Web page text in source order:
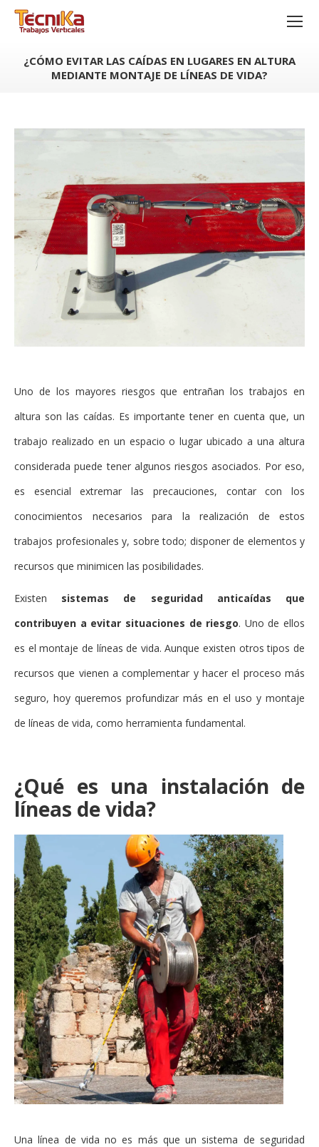
¿CÓMO EVITAR LAS CAÍDAS EN LUGARES EN ALTURA
MEDIANTE MONTAJE DE LÍNEAS DE VIDA?
Uno de los mayores riesgos que entrañan los trabajos en
altura son las caídas. Es importante tener en cuenta que, un
trabajo realizado en un espacio o lugar ubicado a una altura
considerada puede tener algunos riesgos asociados. Por eso,
es esencial extremar las precauciones, contar con los
conocimientos necesarios para la realización de estos
trabajos profesionales y, sobre todo; disponer de elementos y
recursos que minimicen las posibilidades.
Existen sistemas de seguridad anticaídas que
contribuyen a evitar situaciones de riesgo. Uno de ellos
es el montaje de líneas de vida. Aunque existen otros tipos de
recursos que vienen a complementar y hacer el proceso más
seguro, hoy queremos profundizar más en el uso y montaje
de líneas de vida, como herramienta fundamental.
¿Qué es una instalación de
líneas de vida?
Una línea de vida no es más que un sistema de seguridad